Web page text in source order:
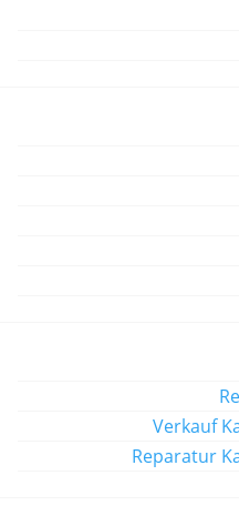
Verkauf
Reparatur